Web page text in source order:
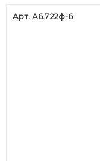
Арт. А6.7.22ф-6